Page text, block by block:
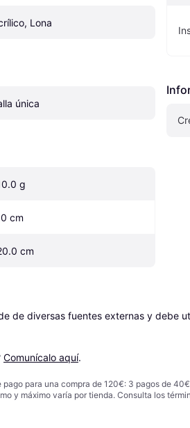
Lona
única
g
cm
cm
de diversas fuentes externas y debe
Comunícalo aquí.
para una compra de 120€: 3 pagos de
y máximo varía por tienda. Consulta los